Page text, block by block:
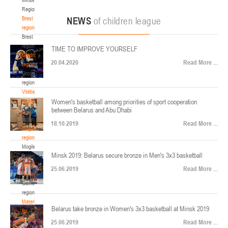
Region
Brest
region
Brest
region
Grodno
region
Grodno
region
Vitebsk
region
Vitebsk
region
Mogilev
region
Mogilev
region
Gomel
region
Gomel
region
Materials
for
coaches
ул. Ленинградская, 4
Минск
Финал четырех – юноши 2014-2015 гг.р., Дивизион 2, 22-24 апреля 2026 г., г.
Минск, ул. Стадионная, 3
U-12, девушки
V тур – девушки 2014-2015 гг.р., Дивизион 1, 17-19 апреля 2026 г., г. Гомель,
ул. Б.Хмельницкого, 118а
Минск
Финал 4-х – девушки 2010-2011 гг.р., Дивизион 2, 14-16 апреля 2026 г., г.
Минск, ул. Стадионная, 3
NEWS of children league
TIME TO IMPROVE YOURSELF
20.04.2020 Read More ...
Women's basketball among priorities of sport cooperation
between Belarus and Abu Dhabi
18.10.2019 Read More ...
Minsk 2019: Belarus secure bronze in Men's 3x3 basketball
25.06.2019 Read More ...
Belarus take bronze in Women's 3x3 basketball at Minsk 2019
25.06.2019 Read More ...